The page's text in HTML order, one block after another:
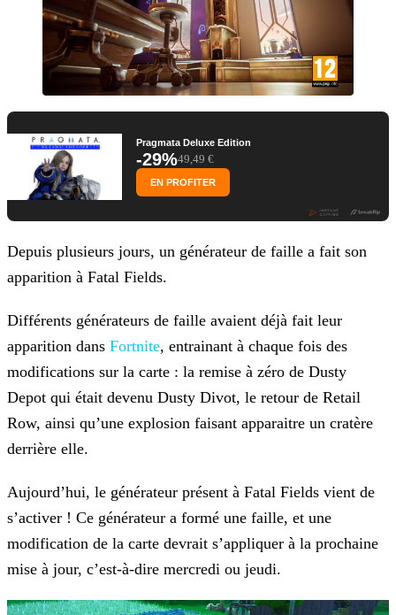
Pragmata Deluxe Edition
-29%49,49 €
EN PROFITER
Depuis plusieurs jours, un générateur de faille a fait son
apparition à Fatal Fields.
Différents générateurs de faille avaient déjà fait leur
apparition dans Fortnite, entrainant à chaque fois des
modifications sur la carte : la remise à zéro de Dusty
Depot qui était devenu Dusty Divot, le retour de Retail
Row, ainsi qu’une explosion faisant apparaitre un cratère
derrière elle.
Aujourd’hui, le générateur présent à Fatal Fields vient de
s’activer ! Ce générateur a formé une faille, et une
modification de la carte devrait s’appliquer à la prochaine
mise à jour, c’est-à-dire mercredi ou jeudi.